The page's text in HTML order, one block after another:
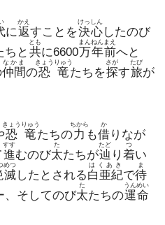
に返
かえ
すことを決心
けっしん
したのび
ちと 共
とも
に6600万年
まんねん
前
まえ
へと
仲間
なかま
の恐竜
きょうりゅう
たちを探
さが
す旅
たび
が
恐竜
きょうりゅう
たちの力
ちから
も借
か
りなが
進
すす
むのび太
た
たちが辿
たど
り 着
つ
い
滅
めつ
したとされる白亜紀
はくあき
で待
ま
、そしてのび太
た
たちの運命
うんめい